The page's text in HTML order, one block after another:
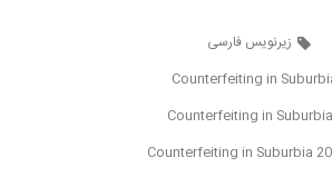
زیرنویس فارسی